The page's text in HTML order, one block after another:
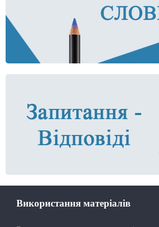
Використання матеріалів